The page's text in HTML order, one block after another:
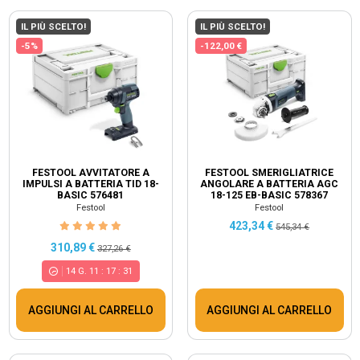
IL PIÙ SCELTO!
-5%
FESTOOL AVVITATORE A
IMPULSI A BATTERIA TID 18-
BASIC 576481
Festool
310,89 € 327,26 €
14 G. 11 : 17 : 30
AGGIUNGI AL CARRELLO
IL PIÙ SCELTO!
-122,00 €
FESTOOL SMERIGLIATRICE
ANGOLARE A BATTERIA AGC
18-125 EB-BASIC 578367
Festool
423,34 €545,34 €
AGGIUNGI AL CARRELLO